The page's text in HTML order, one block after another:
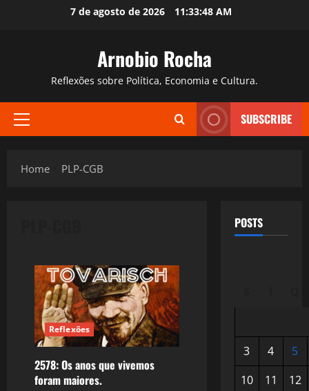
7 de agosto de 2026 11:33:49 AM
Arnobio Rocha
Reflexões sobre Política, Economia e Cultura.
Primary
SUBSCRIBE
Home PLP-CGB
Reflexões
2578: Os anos que vivemos
foram maiores.
POSTS
3 4
5
10
11
12